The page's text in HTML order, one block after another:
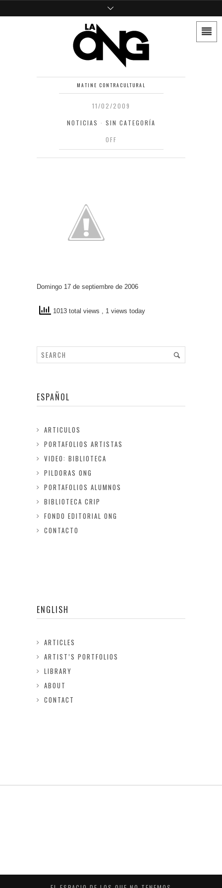
MATINE CONTRACULTURAL
11/02/2009
NOTICIAS · SIN CATEGORÍA
OFF
Domingo 17 de septiembre de 2006
1013 total views , 1 views today
ESPAÑOL
ARTICULOS
PORTAFOLIOS ARTISTAS
VIDEO: BIBLIOTECA
PILDORAS ONG
PORTAFOLIOS ALUMNOS
BIBLIOTECA CRIP
FONDO EDITORIAL ONG
CONTACTO
ENGLISH
ARTICLES
ARTIST’S PORTFOLIOS
LIBRARY
ABOUT
CONTACT